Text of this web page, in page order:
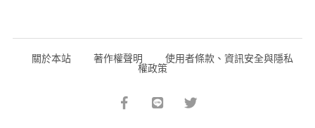
關於本站 著作權聲明 使用者條款、資訊安全與隱私
權政策